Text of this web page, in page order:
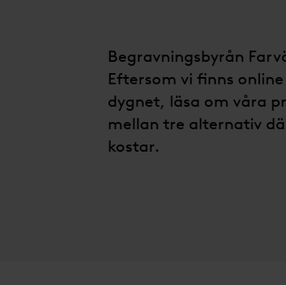
Begravningsbyrån
Eftersom vi finns
dygnet, läsa om våra
mellan tre alternativ
kostar.